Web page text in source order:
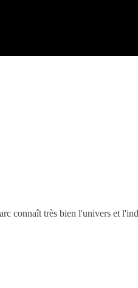
connaît très bien l'univers et